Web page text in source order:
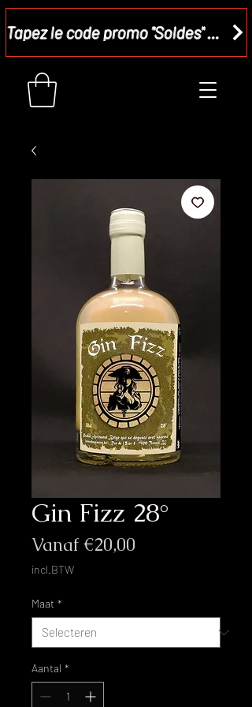
Tapez le code promo "Soldes" dans votre panier et recevez - 15 %
Gin Fizz 28°
Vanaf€20,00
incl.BTW
Maat *
Aantal *